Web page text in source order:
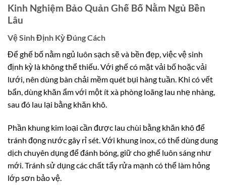
Kinh Nghiệm Bảo Quản Ghế Bố Nằm Ngủ Bền
Lâu
Vệ Sinh Định Kỳ Đúng Cách
Để ghế bố nằm ngủ luôn sạch sẽ và bền đẹp, việc vệ sinh
định kỳ là không thể thiếu. Với ghế có mặt vải bố hoặc vải
lưới, nên dùng bàn chải mềm quét bụi hàng tuần. Khi có vết
bẩn, dùng khăn ẩm với một ít xà phòng loãng lau nhẹ nhàng,
sau đó lau lại bằng khăn khô.
Phần khung kim loại cần được lau chùi bằng khăn khô để
tránh đọng nước gây rỉ sét. Với khung inox, có thể dùng dung
dịch chuyên dụng để đánh bóng, giữ cho ghế luôn sáng như
mới. Tránh sử dụng các chất tẩy rửa mạnh có thể làm hỏng
lớp sơn bảo vệ.